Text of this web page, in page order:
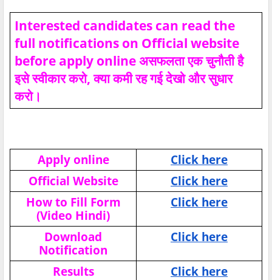
Interested candidates can read the
full notifications on Official website
before apply online असफलता एक चुनौती है
इसे स्वीकार करो, क्या कमी रह गई देखो और सुधार
करो।
Apply online
Click here
Official Website
Click here
How to Fill Form
(Video Hindi)
Click here
Download
Notification
Click here
Results
Click here